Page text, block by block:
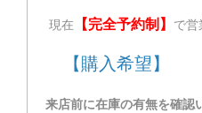
現在 【完全予約制】 で営
【購入希望】
来店前に在庫の有無を確認